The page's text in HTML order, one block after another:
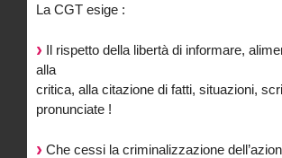
La CGT esige :
Il rispetto della libertà di informare,
alla
critica, alla citazione di fatti, situazioni,
pronunciate !
Che cessi la criminalizzazione